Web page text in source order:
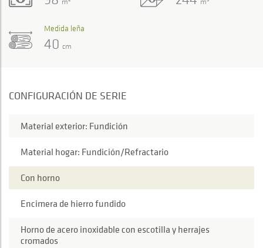
Medida leña
40 cm
CONFIGURACIÓN DE SERIE
Material exterior: Fundición
Material hogar: Fundición/Refractario
Con horno
Encimera de hierro fundido
Horno de acero inoxidable con escotilla y herrajes
cromados